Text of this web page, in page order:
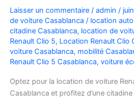
Laisser un commentaire / admin /
de voiture Casablanca / location
citadine Casablanca, location de
Renault Clio 5, Location Renault Clio
voiture Casablanca, mobilité
Renault Clio 5 Casablanca, voiture
Optez pour la location de voiture
Casablanca et profitez d’une